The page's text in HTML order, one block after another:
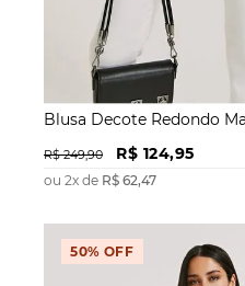
Blusa Decote Redondo
R$ 249,90 R$ 124,95
ou 2x de R$ 62,47
50% OFF